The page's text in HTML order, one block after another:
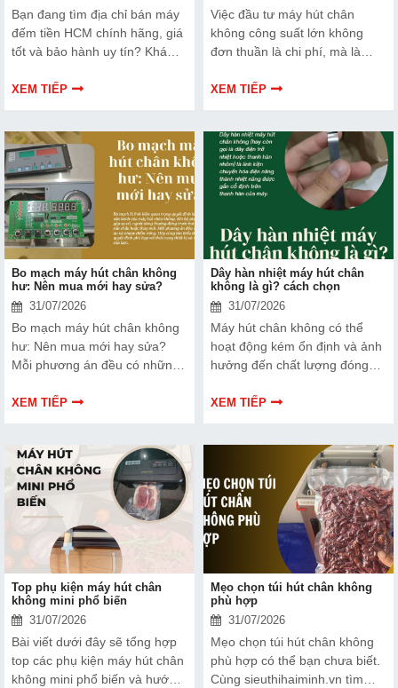
Bạn đang tìm địa chỉ bán máy
đếm tiền HCM chính hãng, giá
tốt và bảo hành uy tín? Khám
nhiều doanh nghiệp, cửa hàng
XEM TIẾP
Việc đầu tư máy hút chân
không công suất lớn không
đơn thuần là chi phí, mà là
sản phẩm và nâng cao vị thế
điểm của thiết bị này để có
thêm thông tin và giúp bạn đưa
ra lựa chọn phù hợp, hiệu quả
hơn nhé!
XEM TIẾP
Bo mạch máy hút chân không
hư: Nên mua mới hay sửa?
31/07/2026
Bo mạch máy hút chân không
hư: Nên mua mới hay sửa?
Mỗi phương án đều có những
cùng tìm hiểu để đưa ra quyết
XEM TIẾP
Dây hàn nhiệt máy hút chân
không là gì? cách chọn
31/07/2026
Máy hút chân không có thể
hoạt động kém ổn định và ảnh
hưởng đến chất lượng đóng
Bài viết dưới đây sẽ giúp bạn
XEM TIẾP
Top phụ kiện máy hút chân
không mini phổ biến
31/07/2026
Bài viết dưới đây sẽ tổng hợp
top các phụ kiện máy hút chân
không mini phổ biến và hướng
Mẹo chọn túi hút chân không
phù hợp
31/07/2026
Mẹo chọn túi hút chân không
phù hợp có thể bạn chưa biết.
Cùng sieuthihaiminh.vn tìm